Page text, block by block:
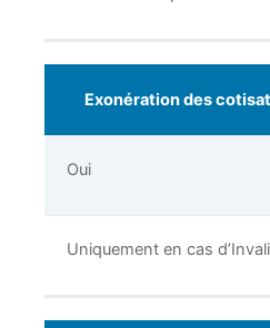
Exonération des
Oui
Uniquement en cas